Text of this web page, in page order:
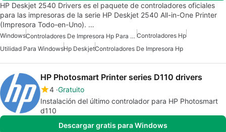
HP Deskjet 2540 Drivers es el paquete de controladores oficiales
para las impresoras de la serie HP Deskjet 2540 All-in-One Printer
(Impresora Todo-en-Uno). …
Windows Controladores De Impresora Hp Para Windows Controladores Hp
Utilidad Para WindowsHp DeskjetControladores De Impresora Hp
HP Photosmart Printer series D110 drivers
4 Gratuito
Instalación del último controlador para HP Photosmart
d110
Descargar gratis para Windows